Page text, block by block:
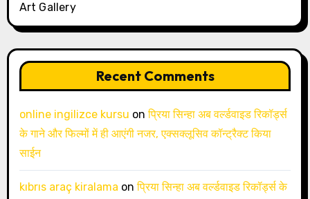
Art Gallery
Recent Comments
online ingilizce kursu onप्रिया सिन्हा अब वर्ल्डवाइड रिकॉर्ड्स
के गाने और फिल्मों में ही आएंगी नजर, एक्सक्लूसिव कॉन्ट्रैक्ट किया
साईन
kıbrıs araç kiralama onप्रिया सिन्हा अब वर्ल्डवाइड रिकॉर्ड्स के